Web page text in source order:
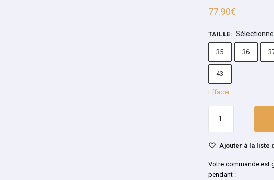
77.90€
TAILLE: Sélectionne
35 36
43
Effacer
Ajouter à la liste
Votre commande est
pendant :